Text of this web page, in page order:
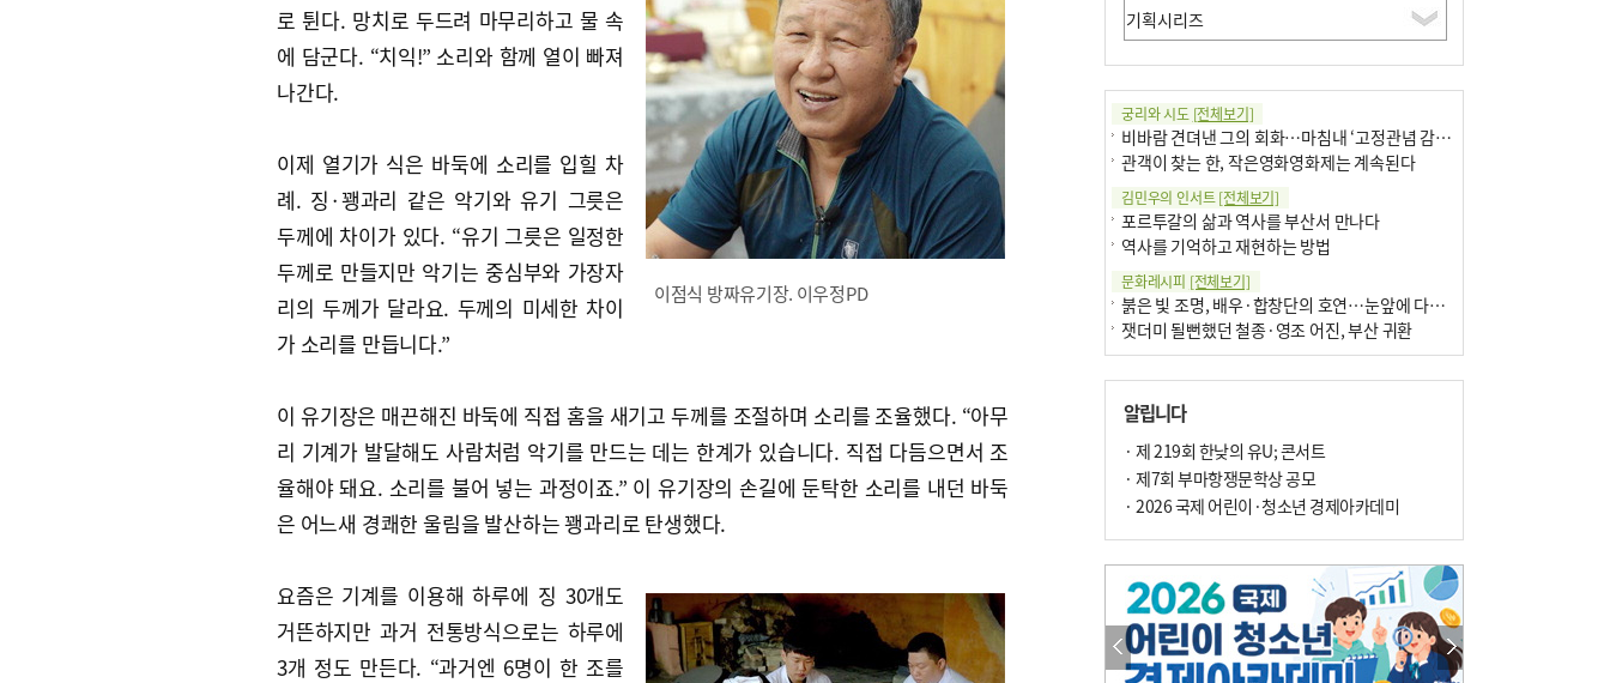
이점식 방짜유기장. 이우정PD
로 튄다. 망치로 두드려 마무리하고 물 속
에 담군다. “치익!” 소리와 함께 열이 빠져
나간다.
이제 열기가 식은 바둑에 소리를 입힐 차
례. 징·꽹과리 같은 악기와 유기 그릇은
두께에 차이가 있다. “유기 그릇은 일정한
두께로 만들지만 악기는 중심부와 가장자
리의 두께가 달라요. 두께의 미세한 차이
가 소리를 만듭니다.”
이 유기장은 매끈해진 바둑에 직접 홈을 새기고 두께를 조절하며 소리를 조율했다. “아무
리 기계가 발달해도 사람처럼 악기를 만드는 데는 한계가 있습니다. 직접 다듬으면서 조
율해야 돼요. 소리를 불어 넣는 과정이죠.” 이 유기장의 손길에 둔탁한 소리를 내던 바둑
은 어느새 경쾌한 울림을 발산하는 꽹과리로 탄생했다.
요즘은 기계를 이용해 하루에 징 30개도
거뜬하지만 과거 전통방식으로는 하루에
3개 정도 만든다. “과거엔 6명이 한 조를
궁리와 시도 [전체보기]
비바람 견뎌낸 그의 회화…마침내 ‘고정관념 감옥’서 해방
관객이 찾는 한, 작은영화영화제는 계속된다
김민우의 인서트[전체보기]
포르투갈의 삶과 역사를 부산서 만나다
역사를 기억하고 재현하는 방법
문화레시피 [전체보기]
붉은 빛 조명, 배우·합창단의 호연…눈앞에 다가온 부산오페라하우스
잿더미 될뻔했던 철종·영조 어진, 부산 귀환
현실의 고통, 은유의 詩로 담다 外
달구비·여우비…다양한 비 이름 外
박현주의 책 이야기[전체보기]
세계유산 ‘한국의 갯벌’ 얼마나 알고 있나요
문재필-여름_저녁무렵의호수
이 한편의 시조[전체보기]
참선 /오기환
고향 /김진규
알립니다
· 제 219회 한낮의 유U; 콘서트
· 제7회 부마항쟁문학상 공모
· 2026 국제 어린이·청소년 경제아카데미